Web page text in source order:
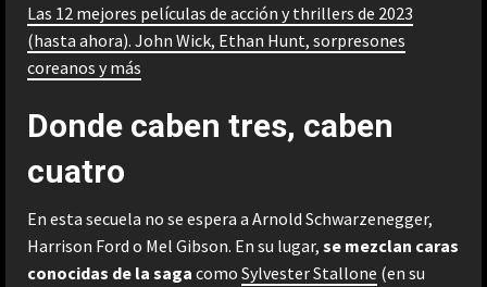
Las 12 mejores películas de acción y thrillers de 2023
(hasta ahora). John Wick, Ethan Hunt, sorpresones
coreanos y más
Donde caben tres, caben
cuatro
En esta secuela no se espera a Arnold Schwarzenegger,
Harrison Ford o Mel Gibson. En su lugar, se mezclan caras
conocidas de la saga como Sylvester Stallone (en su